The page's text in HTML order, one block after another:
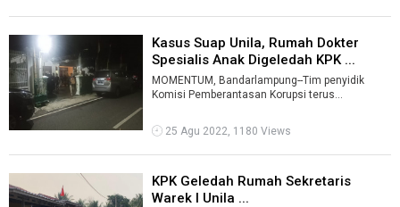
Kasus Suap Unila, Rumah Dokter
Spesialis Anak Digeledah KPK ...
MOMENTUM, Bandarlampung--Tim penyidik
Komisi Pemberantasan Korupsi terus
kasus du ...
25 Agu 2022, 1180 Views
KPK Geledah Rumah Sekretaris
Warek I Unila ...